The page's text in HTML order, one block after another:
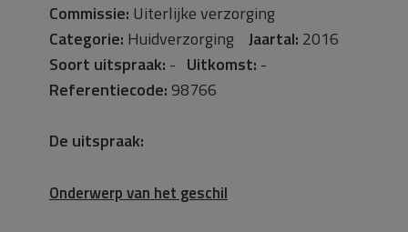
Commissie: Uiterlijke verzorging
Categorie: Huidverzorging Jaartal: 2016
Soort uitspraak: - Uitkomst: -
Referentiecode:98766
De uitspraak:
Onderwerp van het geschil